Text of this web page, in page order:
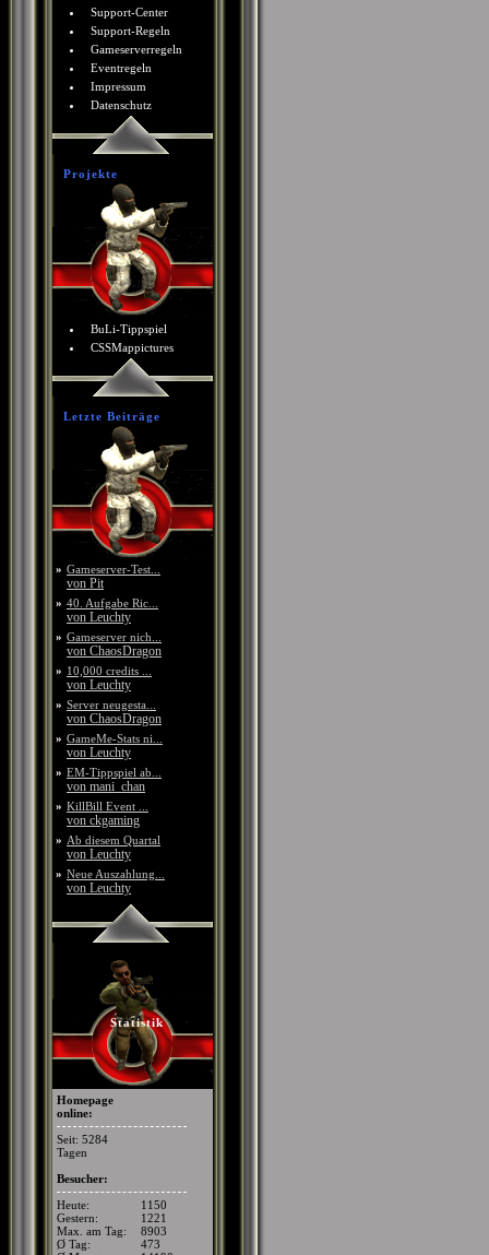
Support-Center
Support-Regeln
Gameserverregeln
Eventregeln
Impressum
Datenschutz
Projekte
BuLi-Tippspiel
CSSMappictures
Letzte Beiträge
» Gameserver-Test...
von Pit
» 40. Aufgabe Ric...
von Leuchty
» Gameserver nich...
von ChaosDragon
» 10,000 credits ...
von Leuchty
» Server neugesta...
von ChaosDragon
» GameMe-Stats ni...
von Leuchty
» EM-Tippspiel ab...
von mani_chan
» KillBill Event ...
von ckgaming
» Ab diesem Quartal
von Leuchty
» Neue Auszahlung...
von Leuchty
Statistik
Homepage
online:
Seit: 5284
Tagen
Besucher:
Heute:
1150
Gestern:
1221
Max. am Tag:
8903
Ø Tag:
473